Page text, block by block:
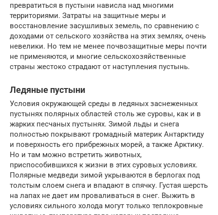
превратиться в пустыни нависла над многими
территориями. Затраты на защитные меры и
восстановление засушливых земель, по сравнению с
доходами от сельского хозяйства на этих землях, очень
невелики. Но тем не менее почвозащитные меры почти
не применяются, и многие сельскохозяйственные
страны жестоко страдают от наступления пустынь.
Ледяные пустыни
Условия окружающей среды в ледяных заснеженных
пустынях полярных областей столь же суровы, как и в
жарких песчаных пустынях. Зимой льды и снега
полностью покрывают громадный материк Антарктиду
и поверхность его прибрежных морей, а также Арктику.
Но и там можно встретить животных,
приспособившихся к жизни в этих суровых условиях.
Полярные медведи зимой укрываются в берлогах под
толстым слоем снега и впадают в спячку. Густая шерсть
на лапах не дает им проваливаться в снег. Выжить в
условиях сильного холода могут только теплокровные